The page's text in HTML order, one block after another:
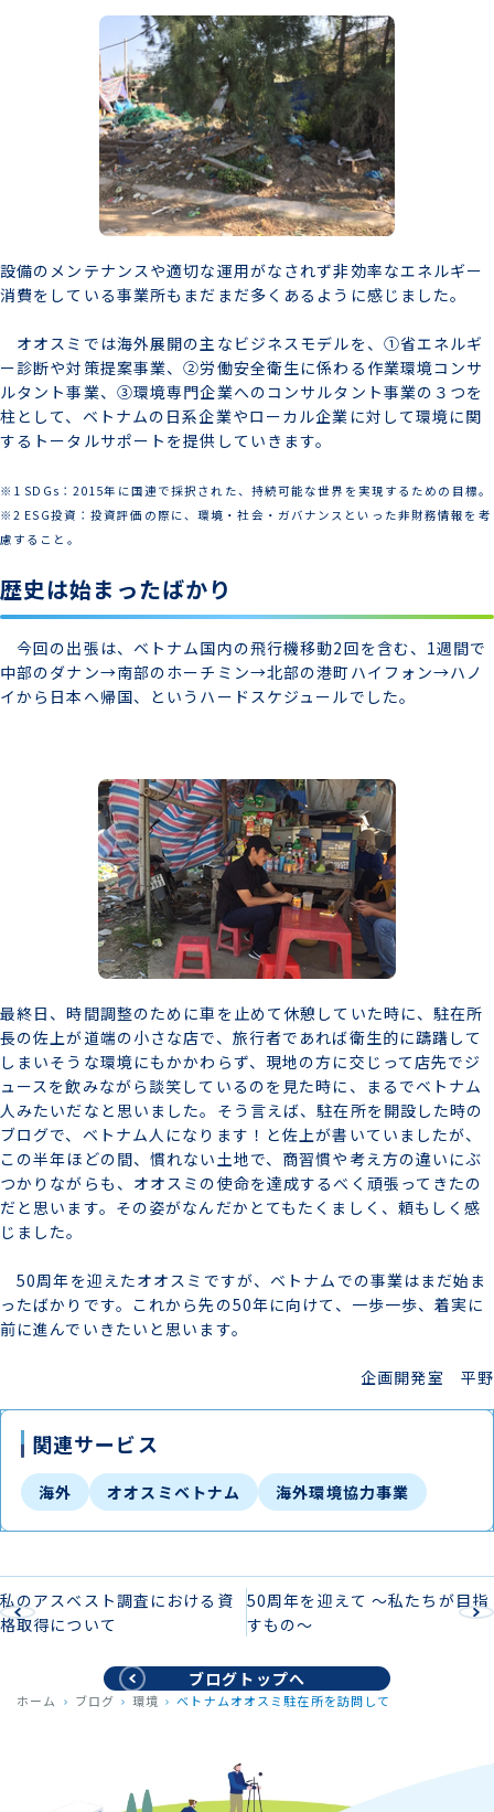
設備のメンテナンスや適切な運用がなされず非効率なエネルギー
消費をしている事業所もまだまだ多くあるように感じました。
オオスミでは海外展開の主なビジネスモデルを、①省エネルギ
ー診断や対策提案事業、②労働安全衛生に係わる作業環境コンサ
ルタント事業、③環境専門企業へのコンサルタント事業の３つを
柱として、ベトナムの日系企業やローカル企業に対して環境に関
するトータルサポートを提供していきます。
※1 SDGs：2015年に国連で採択された、持続可能な世界を実現するための目標。
※2 ESG投資：投資評価の際に、環境・社会・ガバナンスといった非財務情報を考
慮すること。
歴史は始まったばかり
今回の出張は、ベトナム国内の飛行機移動2回を含む、1週間で
中部のダナン→南部のホーチミン→北部の港町ハイフォン→ハノ
イから日本へ帰国、というハードスケジュールでした。
最終日、時間調整のために車を止めて休憩していた時に、駐在所
長の佐上が道端の小さな店で、旅行者であれば衛生的に躊躇して
しまいそうな環境にもかかわらず、現地の方に交じって店先でジ
ュースを飲みながら談笑しているのを見た時に、まるでベトナム
人みたいだなと思いました。そう言えば、駐在所を開設した時の
ブログで、ベトナム人になります！と佐上が書いていましたが、
この半年ほどの間、慣れない土地で、商習慣や考え方の違いにぶ
つかりながらも、オオスミの使命を達成するべく頑張ってきたの
だと思います。その姿がなんだかとてもたくましく、頼もしく感
じました。
50周年を迎えたオオスミですが、ベトナムでの事業はまだ始ま
ったばかりです。これから先の50年に向けて、一歩一歩、着実に
前に進んでいきたいと思います。
企画開発室 平野
関連サービス
海外 オオスミベトナム 海外環境協力事業
私のアスベスト調査における資
格取得について
50周年を迎えて ～私たちが目指
すもの～
ブログトップへ
ホーム ブログ 環境 ベトナムオオスミ駐在所を訪問して